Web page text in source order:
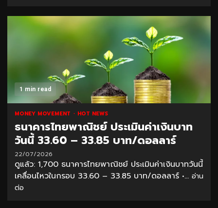
1 min read
MONEY MOVEMENT HOT NEWS
ธนาคารไทยพาณิชย์ ประเมินค่าเงินบาท
วันนี้ 33.60 – 33.85 บาท/ดอลลาร์
22/07/2026
ดูแล้ว: 1,700 ธนาคารไทยพาณิชย์ ประเมินค่าเงินบาทวันนี้
เคลื่อนไหวในกรอบ 33.60 – 33.85 บาท/ดอลลาร์ •... อ่าน
ต่อ